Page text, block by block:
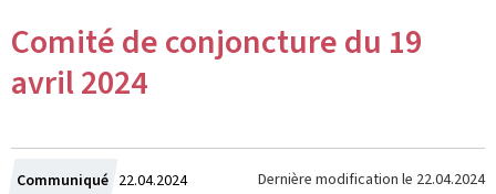
Comité de conjoncture du 19
avril 2024
Communiqué Crée
22.04.2024 Dernière modification le 22.04.2024